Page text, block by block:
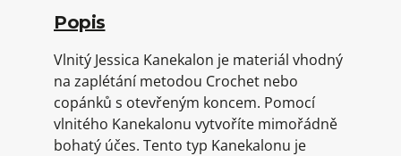
Popis
Vlnitý Jessica Kanekalon je materiál vhodný
na zaplétání metodou Crochet nebo
copánků s otevřeným koncem. Pomocí
vlnitého Kanekalonu vytvoříte mimořádně
bohatý účes. Tento typ Kanekalonu je